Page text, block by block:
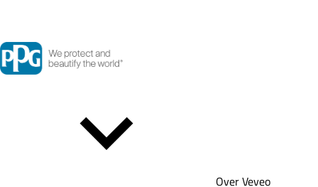
Over Veveo